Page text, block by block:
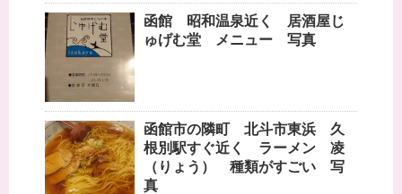
函館 昭和温泉近く 居酒屋じ
ゅげむ堂 メニュー 写真
函館市の隣町 北斗市東浜 久
根別駅すぐ近く ラーメン 凌
（りょう） 種類がすごい 写
真